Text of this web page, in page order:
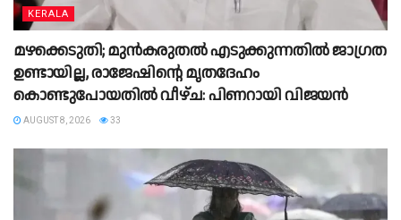
KERALA
മഴക്കെടുതി; മുൻകരുതൽ എടുക്കുന്നതിൽ ജാഗ്രത
ഉണ്ടായില്ല, രാജേഷിന്റെ മൃതദേഹം
കൊണ്ടുപോയതിൽ വീഴ്ച: പിണറായി വിജയൻ
AUGUST 8, 2026 33